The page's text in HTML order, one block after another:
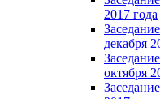
2017 года
декабря
октября